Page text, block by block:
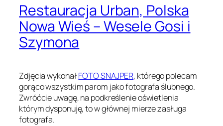
Restauracja Urban, Polska
Nowa Wieś – Wesele Gosi i
Szymona
Zdjęcia wykonałFOTO SNAJPER, którego polecam
gorąco wszystkim parom jako fotografa ślubnego.
Zwróćcie uwagę, na podkreślenie oświetlenia
którym dysponuję, to w głównej mierze zasługa
fotografa.